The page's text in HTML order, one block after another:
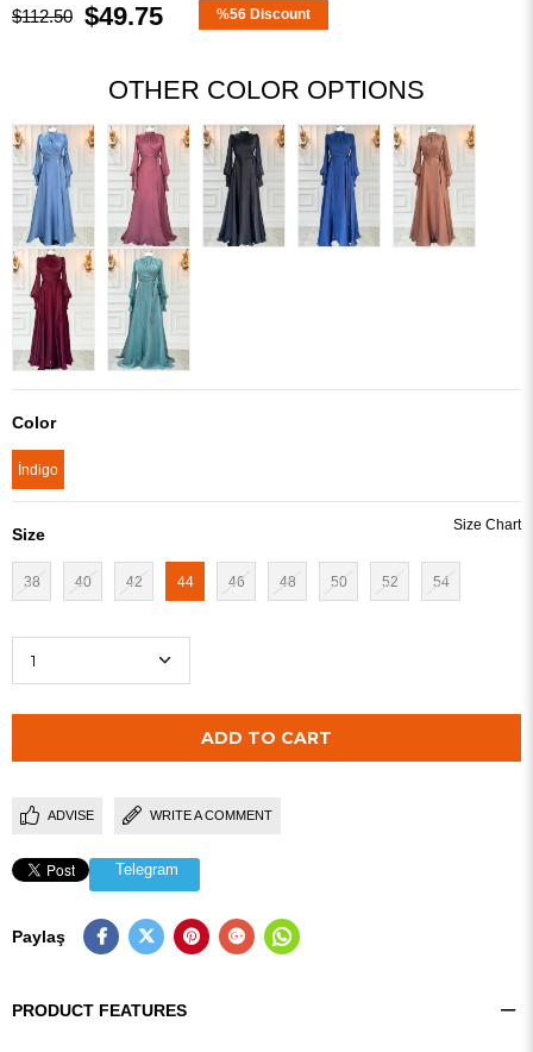
$112.50 $49.75 %56 Discount
OTHER COLOR OPTIONS
Color
İndigo
Size
38 40 42 44 46 48 50 52 54
ADVISE WRITE A COMMENT
Telegram
Paylaş
PRODUCT FEATURES